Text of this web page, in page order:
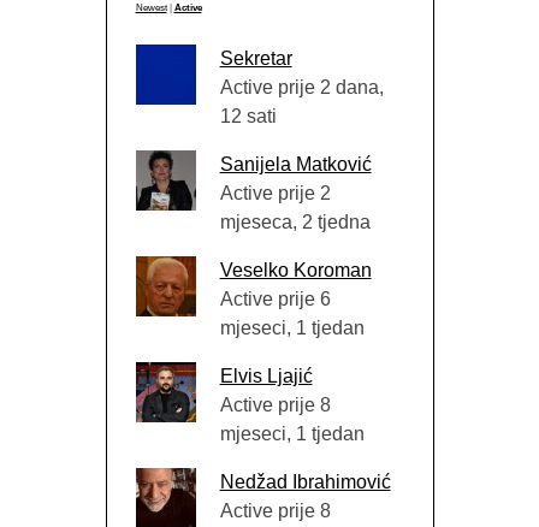
Newest Active
Sekretar
Active prije 2 dana,
12 sati
Sanijela Matković
Active prije 2
mjeseca, 2 tjedna
Veselko Koroman
Active prije 6
mjeseci, 1 tjedan
Elvis Ljajić
Active prije 8
mjeseci, 1 tjedan
Nedžad Ibrahimović
Active prije 8